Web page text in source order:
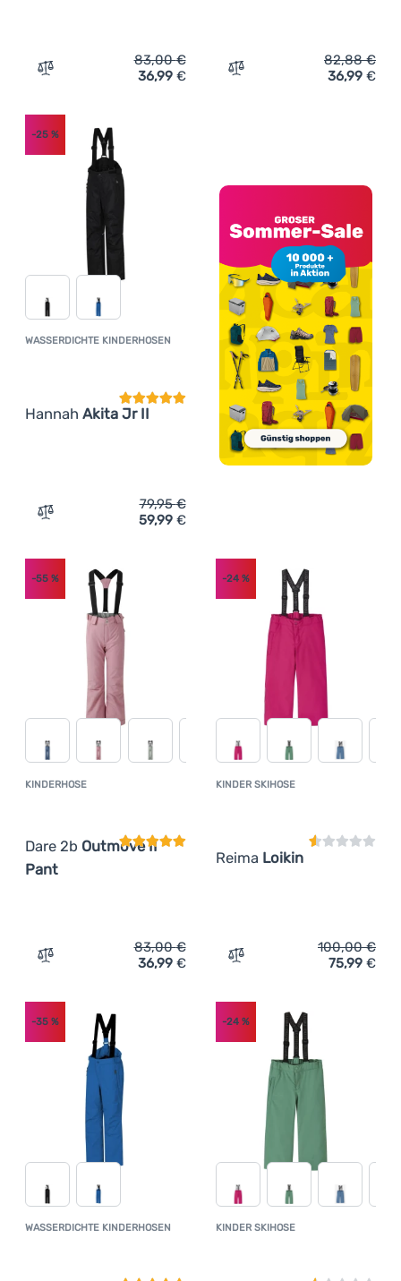
Zum Vergleich 'Kinderhose Dare 2b Outmove II Pant'
83,00€
36,99 € Zum Vergleich
82,88€
36,99 €
WASSERDICHTE KINDERHOSEN
Hannah Akita Jr II
Kundenbewertung
-25 %
Zum Vergleich 'Wasserdichte Kinderhosen Hannah
79,95€
59,99 €
KINDERHOSE
Dare 2b Outmove II
Pant
Kundenbewertung
-55 %
Zum Vergleich 'Kinderhose Dare 2b Outmove II Pant'
83,00€
36,99 €
KINDER SKIHOSE
Reima Loikin
-24%
Zum Vergleich 'Kinder
100,00€
75,99 €
WASSERDICHTE KINDERHOSENKundenbewertung
-35 %
KINDER SKIHOSE
-24%